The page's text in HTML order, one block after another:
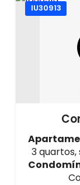
IU30913
3 quartos,